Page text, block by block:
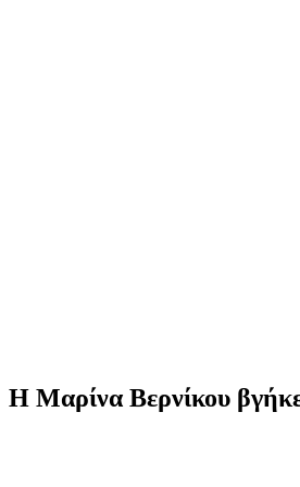
Η Μαρίνα Βερνίκου